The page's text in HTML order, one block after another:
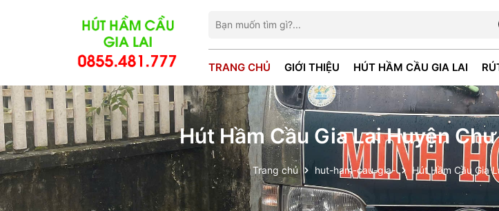
TRANG CHỦ GIỚI THIỆU HÚT HẦM CẦU GIA LAI
Hút Hầm Cầu Gia Lai Huyện
Trang chủ hut-ham-cau-gia- Hút Hầm Cầu Gia